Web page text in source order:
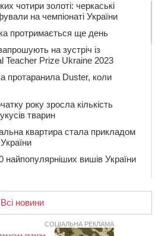
чотири золоті: черкаські
на чемпіонаті України
протримається ще день
на зустріч із
Teacher Prize Ukraine 2023
протаранила Duster, коли
року зросла кількість
тварин
квартира стала прикладом
вишів України
клітки: у Черкасах 75-річній
аортальний клапан
Всі новини
СОЦІАЛЬНА РЕКЛАМА